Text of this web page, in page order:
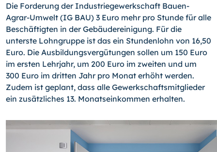
Die Forderung der Industriegewerkschaft Bauen-
Agrar-Umwelt (IG BAU) 3 Euro mehr pro Stunde für alle
Beschäftigten in der Gebäudereinigung. Für die
unterste Lohngruppe ist das ein Stundenlohn von 16,50
Euro. Die Ausbildungsvergütungen sollen um 150 Euro
im ersten Lehrjahr, um 200 Euro im zweiten und um
300 Euro im dritten Jahr pro Monat erhöht werden.
Zudem ist geplant, dass alle Gewerkschaftsmitglieder
ein zusätzliches 13. Monatseinkommen erhalten.